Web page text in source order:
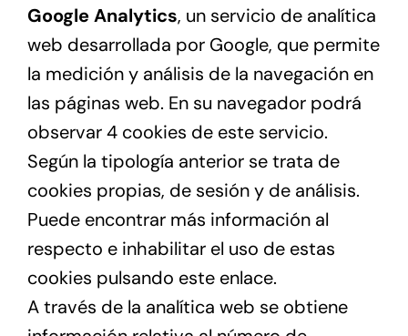
Google Analytics, un servicio de analítica
web desarrollada por Google, que permite
la medición y análisis de la navegación en
las páginas web. En su navegador podrá
observar 4 cookies de este servicio.
Según la tipología anterior se trata de
cookies propias, de sesión y de análisis.
Puede encontrar más información al
respecto e inhabilitar el uso de estas
cookies pulsando este enlace.
A través de la analítica web se obtiene